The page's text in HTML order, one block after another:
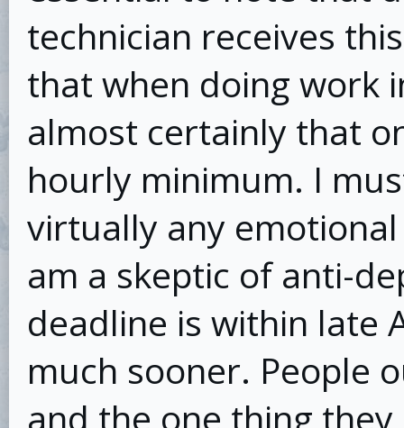
technician receives
that when doing work
almost certainly that
hourly minimum. I
virtually any
am a skeptic of anti-
deadline is within late
much sooner. People
and the one thing